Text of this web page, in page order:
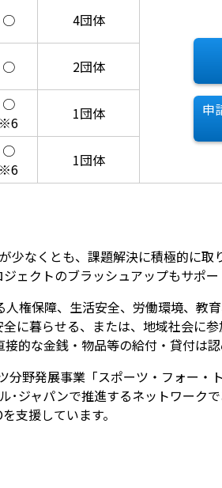
○
4団体
申
○ 2団体
○
※6
1団体
○
※6
1団体
なくとも、課題解決に積極的に取
ェクトのブラッシュアップもサポー
権保障、生活安全、労働環境、教
に暮らせる、または、地域社会に
的な金銭・物品等の給付・貸付は認
野発展事業「スポーツ・フォー・
ジャパンで推進するネットワーク
支援しています。